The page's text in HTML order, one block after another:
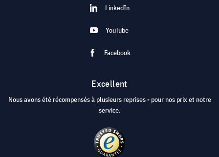
LinkedIn
YouTube
Facebook
Excellent
Nous avons été récompensés à plusieurs reprises - pour nos prix et notre
service.